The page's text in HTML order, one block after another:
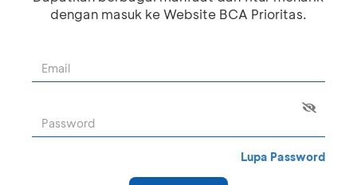
dengan masuk ke Website BCA Prioritas.
Lupa Password